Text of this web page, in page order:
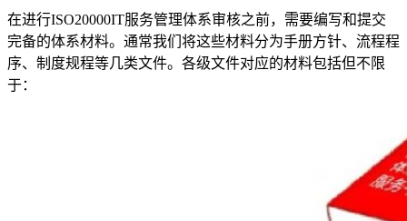
在进行ISO20000IT服务管理体系审核之前，需要编写和提交
完备的体系材料。通常我们将这些材料分为手册方针、流程程
序、制度规程等几类文件。各级文件对应的材料包括但不限
于：